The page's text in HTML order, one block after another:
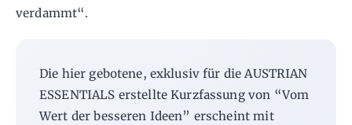
verdammt“.
Die hier gebotene, exklusiv für die AUSTRIAN
ESSENTIALS erstellte Kurzfassung von “Vom
Wert der besseren Ideen” erscheint mit